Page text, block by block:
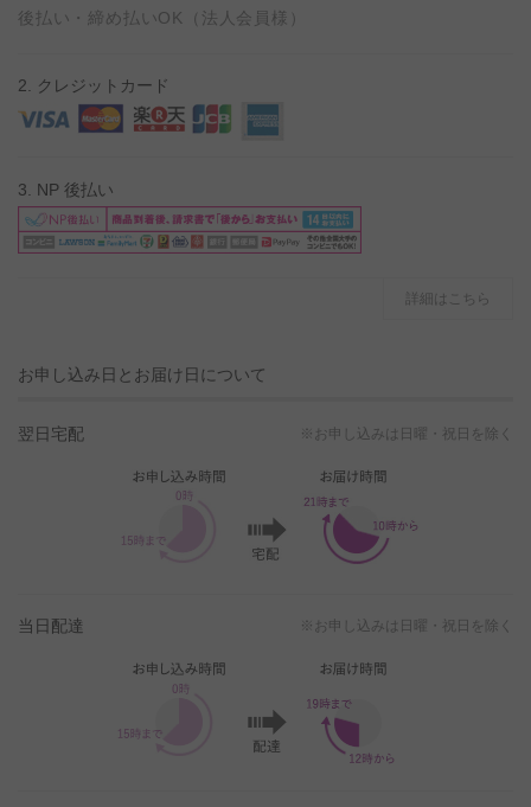
後払い・締め払いOK（法人会員様）
2. クレジットカード
3. NP 後払い
詳細はこちら
お申し込み日とお届け日について
翌日宅配 ※お申し込みは日曜・祝日を除く
当日配達 ※お申し込みは日曜・祝日を除く